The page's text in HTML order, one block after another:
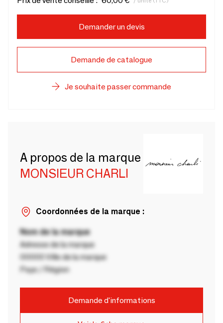
Demander un devis
Demande de catalogue
Je souhaite passer commande
A propos de la marque
MONSIEUR CHARLI
Coordonnées de la marque :
Nom de la marque
Adresse de la marque
00000 Ville de la marque
Pays / Région
Demande d'informations